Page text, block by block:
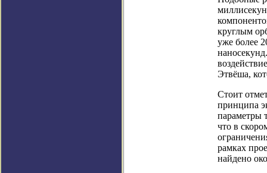
круглым
уже более
Этвёша,
Стоит
принципа
параметры
что в
рамках
найдено